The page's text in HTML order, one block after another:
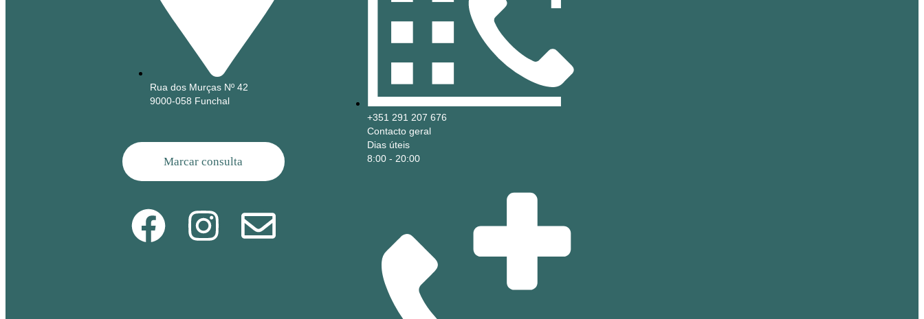
Rua dos Murças Nº 42
9000-058 Funchal
Marcar consulta
+351 291 207 676
Contacto geral
Dias úteis
8:00 - 20:00